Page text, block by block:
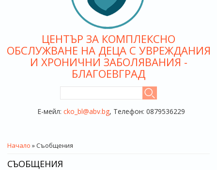
ЦЕНТЪР ЗА КОМПЛЕКСНО
ОБСЛУЖВАНЕ НА ДЕЦА С УВРЕЖДАНИЯ
И ХРОНИЧНИ ЗАБОЛЯВАНИЯ -
БЛАГОЕВГРАД
Е-мейл: cko_bl@abv.bg, Телефон: 0879536229
ВИЕ СТЕ ТУК
Начало » Съобщения
СЪОБЩЕНИЯ